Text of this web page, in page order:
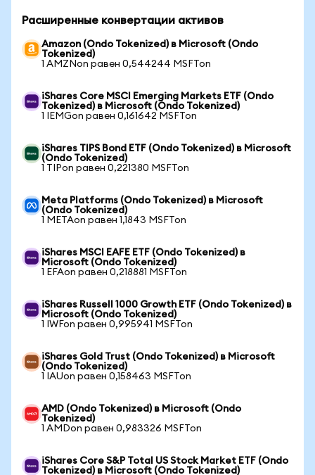
Расширенные конвертации активов
Amazon (Ondo Tokenized) в Microsoft (Ondo
Tokenized)
1 AMZNon равен 0,544244 MSFTon
iShares Core MSCI Emerging Markets ETF (Ondo
Tokenized) в Microsoft (Ondo Tokenized)
1 IEMGon равен 0,161642 MSFTon
iShares TIPS Bond ETF (Ondo Tokenized) в Microsoft
(Ondo Tokenized)
1 TIPon равен 0,221380 MSFTon
Meta Platforms (Ondo Tokenized) в Microsoft
(Ondo Tokenized)
1 METAon равен 1,1843 MSFTon
iShares MSCI EAFE ETF (Ondo Tokenized) в
Microsoft (Ondo Tokenized)
1 EFAon равен 0,218881 MSFTon
iShares Russell 1000 Growth ETF (Ondo Tokenized) в
Microsoft (Ondo Tokenized)
1 IWFon равен 0,995941 MSFTon
iShares Gold Trust (Ondo Tokenized) в Microsoft
(Ondo Tokenized)
1 IAUon равен 0,158463 MSFTon
AMD (Ondo Tokenized) в Microsoft (Ondo
Tokenized)
1 AMDon равен 0,983326 MSFTon
iShares Core S&P Total US Stock Market ETF (Ondo
Tokenized) в Microsoft (Ondo Tokenized)